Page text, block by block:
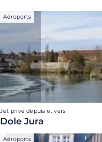
Aéroports
Jet privé depuis et vers
Dole Jura
Aéroports